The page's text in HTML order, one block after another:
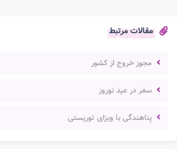
مقالات مرتبط
مجوز خروج از کشور
سفر در عید نوروز
پناهندگی با ویزای توریستی